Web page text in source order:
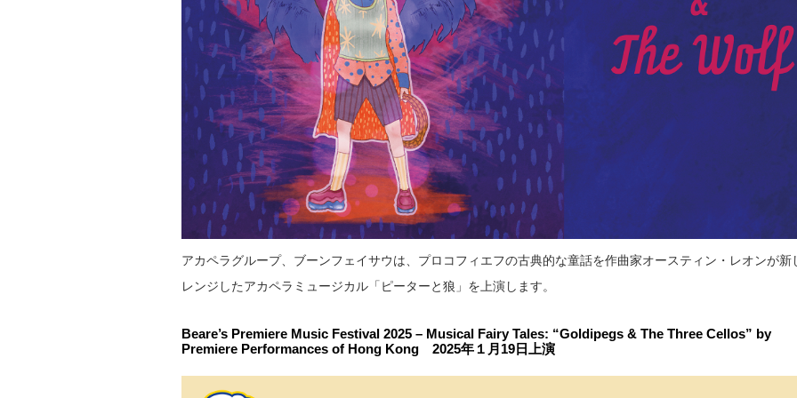
アカペラグループ、ブーンフェイサウは、プロコフィエフの古典的な童話を作曲家オースティン・レオンが新
レンジしたアカペラミュージカル「ピーターと狼」を上演します。
Beare’s Premiere Music Festival 2025 – Musical Fairy Tales: “Goldipegs & The Three Cellos” by
Premiere Performances of Hong Kong 2025年１月19日上演